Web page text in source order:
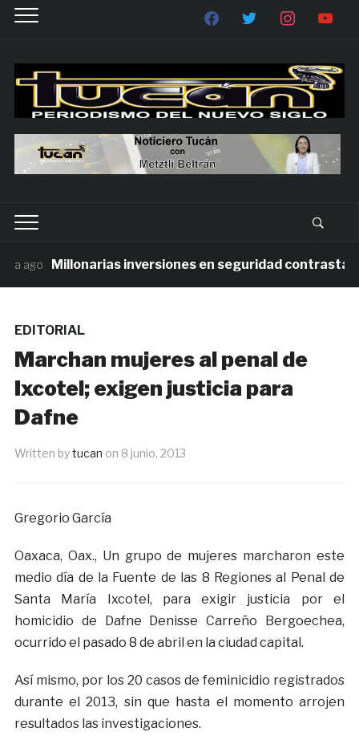
ago Millonarias inversiones en seguridad contrastan
EDITORIAL
Marchan mujeres al penal de
Ixcotel; exigen justicia para
Dafne
Written bytucan on 8 junio, 2013
Gregorio García
Oaxaca, Oax., Un grupo de mujeres marcharon este
medio día de la Fuente de las 8 Regiones al Penal de
Santa María Ixcotel, para exigir justicia por el
homicidio de Dafne Denisse Carreño Bergoechea,
ocurrido el pasado 8 de abril en la ciudad capital.
Así mismo, por los 20 casos de feminicidio registrados
durante el 2013, sin que hasta el momento arrojen
resultados las investigaciones.